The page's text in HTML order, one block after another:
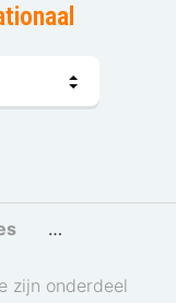
Cookies
zijn onderdeel